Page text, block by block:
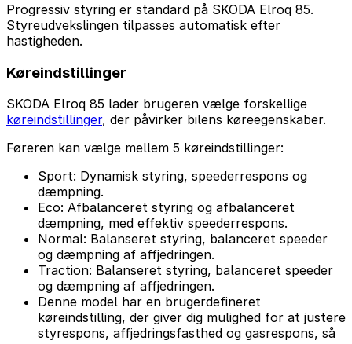
Progressiv styring er standard på SKODA Elroq 85.
Styreudvekslingen tilpasses automatisk efter
hastigheden.
Køreindstillinger
SKODA Elroq 85 lader brugeren vælge forskellige
køreindstillinger, der påvirker bilens køreegenskaber.
Føreren kan vælge mellem 5 køreindstillinger:
Sport: Dynamisk styring, speederrespons og
dæmpning.
Eco: Afbalanceret styring og afbalanceret
dæmpning, med effektiv speederrespons.
Normal: Balanseret styring, balanceret speeder
og dæmpning af affjedringen.
Traction: Balanseret styring, balanceret speeder
og dæmpning af affjedringen.
Denne model har en brugerdefineret
køreindstilling, der giver dig mulighed for at justere
styrespons, affjedringsfasthed og gasrespons, så